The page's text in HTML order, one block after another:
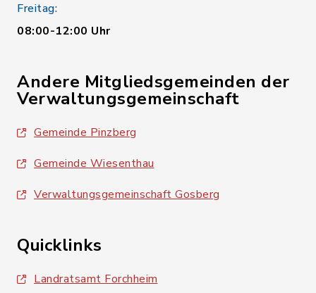
Freitag:
08:00-12:00 Uhr
Andere Mitgliedsgemeinden der
Verwaltungsgemeinschaft
Gemeinde Pinzberg
Gemeinde Wiesenthau
Verwaltungsgemeinschaft Gosberg
Quicklinks
Landratsamt Forchheim